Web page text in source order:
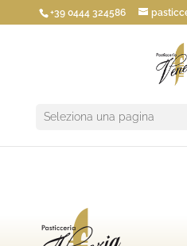
+39 0444 324586
Seleziona una pagina